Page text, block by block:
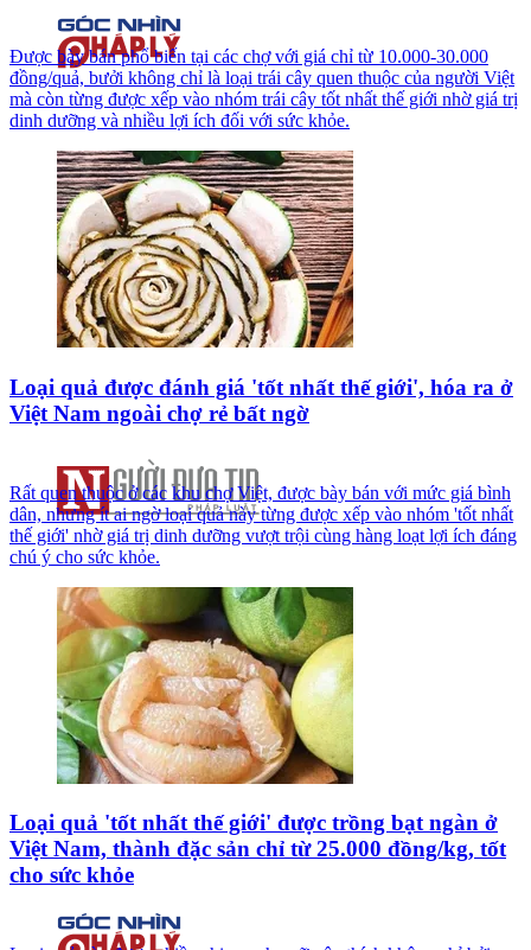
Được bày bán phổ biến tại các chợ với giá chỉ từ 10.000-30.000
đồng/quả, bưởi không chỉ là loại trái cây quen thuộc của người Việt
mà còn từng được xếp vào nhóm trái cây tốt nhất thế giới nhờ giá trị
dinh dưỡng và nhiều lợi ích đối với sức khỏe.
Loại quả được đánh giá 'tốt nhất thế giới', hóa ra ở
Việt Nam ngoài chợ rẻ bất ngờ
Rất quen thuộc ở các khu chợ Việt, được bày bán với mức giá bình
dân, nhưng ít ai ngờ loại quả này từng được xếp vào nhóm 'tốt nhất
thế giới' nhờ giá trị dinh dưỡng vượt trội cùng hàng loạt lợi ích đáng
chú ý cho sức khỏe.
Loại quả 'tốt nhất thế giới' được trồng bạt ngàn ở
Việt Nam, thành đặc sản chỉ từ 25.000 đồng/kg, tốt
cho sức khỏe